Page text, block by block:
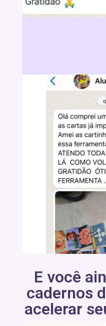
E você
cadernos
acelerar